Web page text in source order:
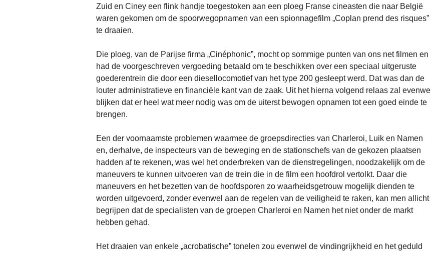
Zuid en Ciney een flink handje toegestoken aan een ploeg Franse cineasten die naar België
waren gekomen om de spoorwegopnamen van een spionnagefilm „Coplan prend des risques”
te draaien.
Die ploeg, van de Parijse firma „Cinéphonic”, mocht op sommige punten van ons net filmen en
had de voorgeschreven vergoeding betaald om te beschikken over een speciaal uitgeruste
goederentrein die door een diesellocomotief van het type 200 gesleept werd. Dat was dan de
louter administratieve en financiële kant van de zaak. Uit het hierna volgend relaas zal evenwel
blijken dat er heel wat meer nodig was om de uiterst bewogen opnamen tot een goed einde te
brengen.
Een der voornaamste problemen waarmee de groepsdirecties van Charleroi, Luik en Namen
en, derhalve, de inspecteurs van de beweging en de stationschefs van de gekozen plaatsen
hadden af te rekenen, was wel het onderbreken van de dienstregelingen, noodzakelijk om de
maneuvers te kunnen uitvoeren van de trein die in de film een hoofdrol vertolkt. Daar die
maneuvers en het bezetten van de hoofdsporen zo waarheidsgetrouw mogelijk dienden te
worden uitgevoerd, zonder evenwel aan de regelen van de veiligheid te raken, kan men allicht
begrijpen dat de specialisten van de groepen Charleroi en Namen het niet onder de markt
hebben gehad.
Het draaien van enkele „acrobatische” tonelen zou evenwel de vindingrijkheid en het geduld